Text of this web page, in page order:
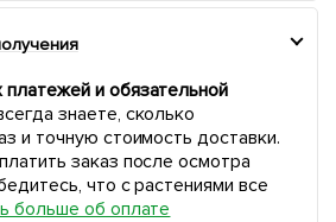
и обязательной
знаете, сколько
и точную стоимость доставки.
заказ после осмотра
что с растениями все
больше об оплате